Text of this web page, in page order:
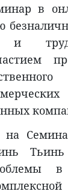
в
на
Тьинь
в